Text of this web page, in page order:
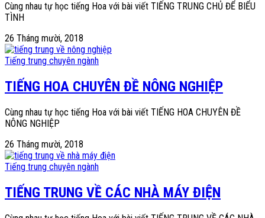
Cùng nhau tự học tiếng Hoa với bài viết TIẾNG TRUNG CHỦ ĐỂ BIỂU
TÌNH
26 Tháng mười, 2018
Tiếng trung chuyên ngành
TIẾNG HOA CHUYÊN ĐỀ NÔNG NGHIỆP
Cùng nhau tự học tiếng Hoa với bài viết TIẾNG HOA CHUYÊN ĐỀ
NÔNG NGHIỆP
26 Tháng mười, 2018
Tiếng trung chuyên ngành
TIẾNG TRUNG VỀ CÁC NHÀ MÁY ĐIỆN